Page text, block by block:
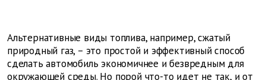
Альтернативные виды топлива, например, сжатый
природный газ, – это простой и эффективный способ
сделать автомобиль экономичнее и безвредным для
окружающей среды. Но порой что-то идет не так, и от